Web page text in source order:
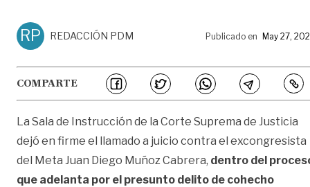
RP REDACCIÓN PDM Publicado en May 27,
COMPARTE
La Sala de Instrucción de la Corte Suprema de Justicia
dejó en firme el llamado a juicio contra el excongresista
del Meta Juan Diego Muñoz Cabrera, dentro del
que adelanta por el presunto delito de cohecho